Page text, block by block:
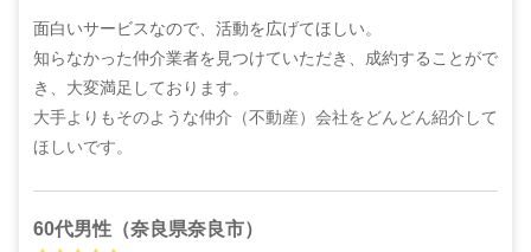
面白いサービスなので、活動を広げてほしい。
知らなかった仲介業者を見つけていただき、成約することがで
き、大変満足しております。
大手よりもそのような仲介（不動産）会社をどんどん紹介して
ほしいです。
60代男性 （奈良県奈良市）